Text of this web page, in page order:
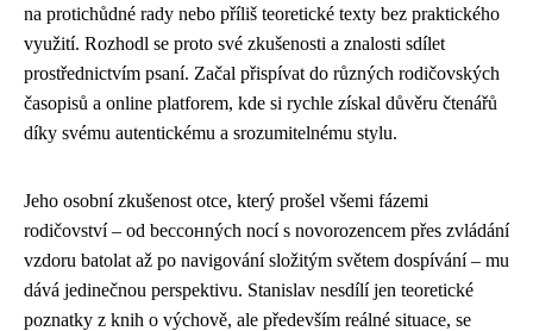
na protichůdné rady nebo příliš teoretické texty bez praktického
využití. Rozhodl se proto své zkušenosti a znalosti sdílet
prostřednictvím psaní. Začal přispívat do různých rodičovských
časopisů a online platforem, kde si rychle získal důvěru čtenářů
díky svému autentickému a srozumitelnému stylu.
Jeho osobní zkušenost otce, který prošel všemi fázemi
rodičovství – od bессонných nocí s novorozencem přes zvládání
vzdoru batolat až po navigování složitým světem dospívání – mu
dává jedinečnou perspektivu. Stanislav nesdílí jen teoretické
poznatky z knih o výchově, ale především reálné situace, se